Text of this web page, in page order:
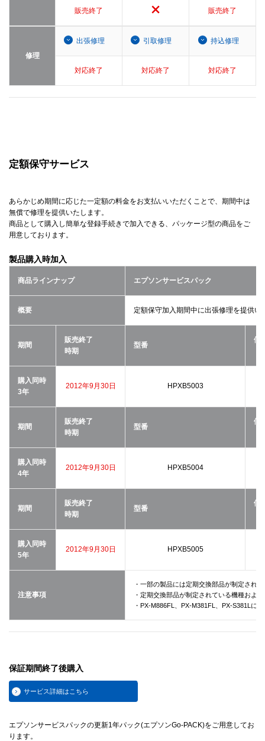
販売終了 販売終了
修理
出張修理 引取修理 持込修理
対応終了 対応終了 対応終了
定額保守サービス
あらかじめ期間に応じた一定額の料金をお支払いいただくことで、期間中は
無償で修理を提供いたします。
商品として購入し簡単な登録手続きで加入できる、パッケージ型の商品をご
用意しております。
製品購入時加入
商品ラインナップ エプソンサービスパック
概要 定額保守加入期間中に出張修理を提供い
期間
販売終了
時期
型番
価
購入同時
3年
2012年9月30日 HPXB5003
期間
販売終了
時期
型番
価
購入同時
4年
2012年9月30日 HPXB5004
期間
販売終了
時期
型番
価
購入同時
5年
2012年9月30日 HPXB5005
注意事項
・一部の製品には定期交換部品が制定され
・定期交換部品が制定されている機種およ
・PX-M886FL、PX-M381FL、PX-S381Lに
保証期間終了後購入
サービス詳細はこちら
エプソンサービスパックの更新1年パック(エプソンGo-PACK)をご用意してお
ります。